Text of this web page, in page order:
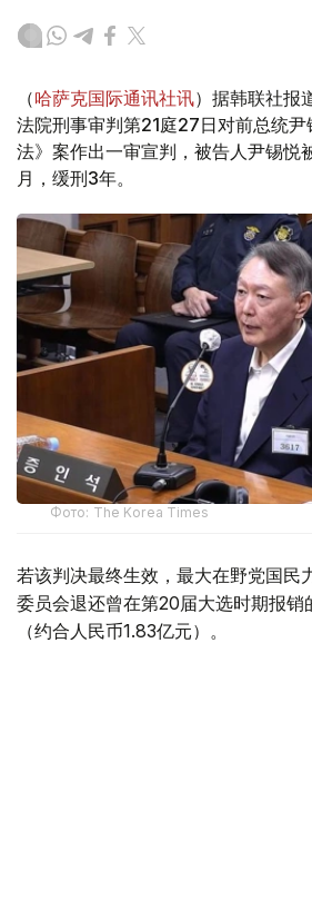
（哈萨克国际通讯社讯）据韩联社报
法院刑事审判第21庭27日对前总统
法》案作出一审宣判，被告人尹锡悦
月，缓刑3年。
Фото: The Korea Times
若该判决最终生效，最大在野党国民
委员会退还曾在第20届大选时期报
（约合人民币1.83亿元）。